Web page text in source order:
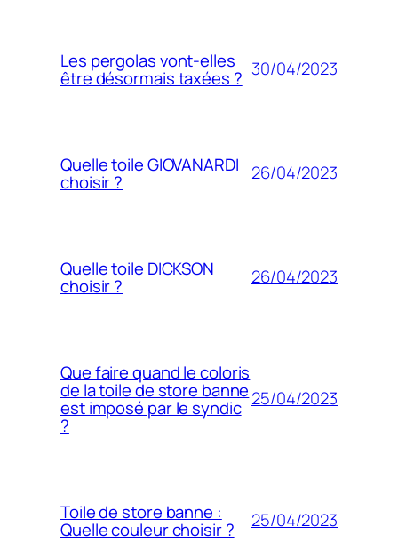
Les pergolas vont-elles
être désormais taxées ? 30/04/2023
Quelle toile GIOVANARDI
choisir ? 26/04/2023
Quelle toile DICKSON
choisir ? 26/04/2023
Que faire quand le coloris
de la toile de store banne
est imposé par le syndic
?
25/04/2023
Toile de store banne :
Quelle couleur choisir ? 25/04/2023